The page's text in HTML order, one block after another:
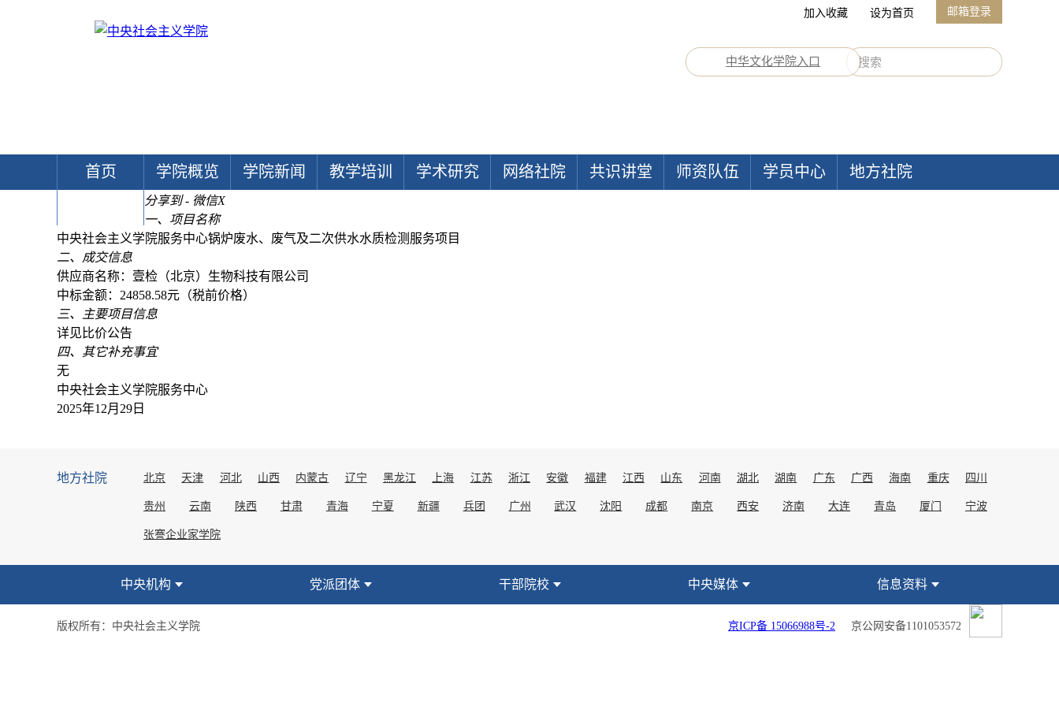
加入收藏 设为首页 邮箱登录
中华文化学院入口
首页 学院概览 学院新闻 教学培训 学术研究 网络社院 共识讲堂 师资队伍 学员中心 地方社院
分享到 - 微信X
一、项目名称
中央社会主义学院服务中心锅炉废水、废气及二次供水水质检测服务项目
二、成交信息
供应商名称：壹检（北京）生物科技有限公司
中标金额：24858.58元（税前价格）
三、主要项目信息
详见比价公告
四、其它补充事宜
无
中央社会主义学院服务中心
2025年12月29日
地方社院 北京 天津 河北 山西 内蒙古 辽宁 黑龙江 上海 江苏 浙江 安徽 福建 江西 山东 河南 湖北 湖南 广东 广西 海南 重庆 四川
贵州 云南 陕西 甘肃 青海 宁夏 新疆 兵团 广州 武汉 沈阳 成都 南京 西安 济南 大连 青岛 厦门 宁波
张謇企业家学院
中央机构 党派团体 干部院校 中央媒体 信息资料
版权所有：中央社会主义学院 京ICP备 15066988号-2 京公网安备1101053572